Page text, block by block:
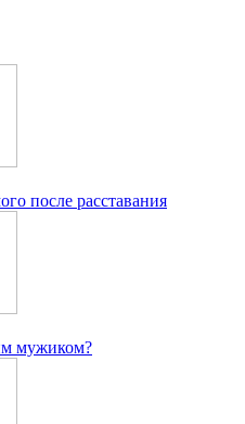
после расставания
мужиком?